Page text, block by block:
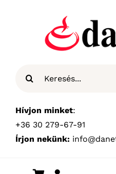
Hívjon minket:
+36 30 279-67-91
Írjon nekünk: